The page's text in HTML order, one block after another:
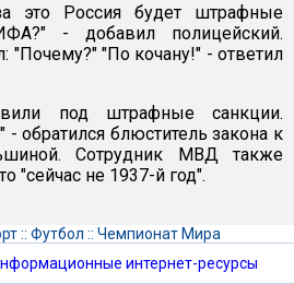
это Россия будет штрафные
- добавил полицейский.
"Почему?" "По кочану!" - ответил
под штрафные санкции.
обратился блюститель закона к
Сотрудник МВД также
"сейчас не 1937-й год".
:: Футбол :: Чемпионат Мира
интернет-ресурсы